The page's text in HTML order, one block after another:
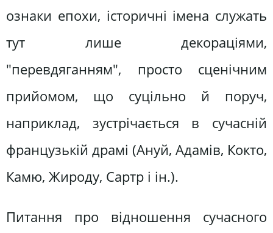
ознаки епохи, історичні імена служать
тут лише декораціями,
"перевдяганням", просто сценічним
прийомом, що суцільно й поруч,
наприклад, зустрічається в сучасній
французькій драмі (Ануй, Адамів, Кокто,
Камю, Жироду, Сартр і ін.).
Питання про відношення сучасного